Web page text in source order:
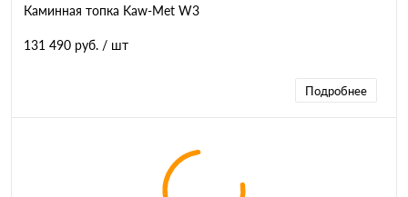
Каминная топка Kaw-Met W3
131 490 руб. / шт
Подробнее